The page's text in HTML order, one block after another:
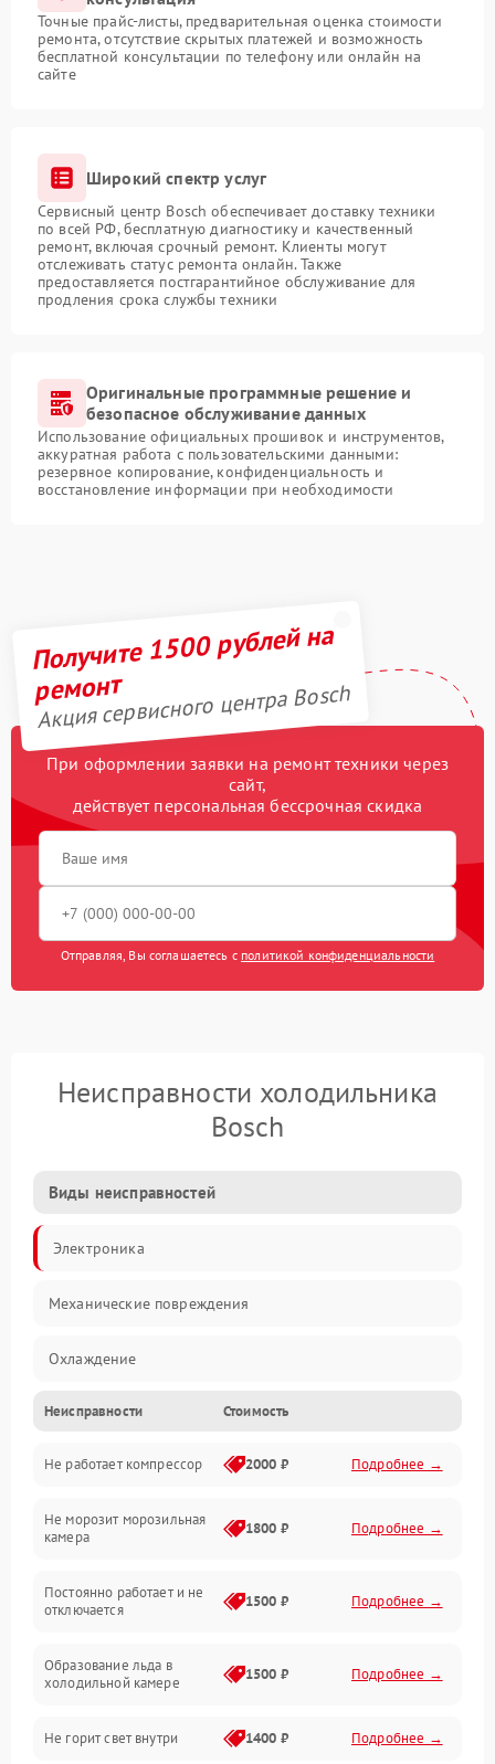
Точные прайс-листы, предварительная оценка стоимости
ремонта, отсутствие скрытых платежей и возможность
бесплатной консультации по телефону или онлайн на
сайте
Широкий спектр услуг
Сервисный центр Bosch обеспечивает доставку техники
по всей РФ, бесплатную диагностику и качественный
ремонт, включая срочный ремонт. Клиенты могут
отслеживать статус ремонта онлайн. Также
предоставляется постгарантийное обслуживание для
продления срока службы техники
Оригинальные программные решение и
безопасное обслуживание данных
Использование официальных прошивок и инструментов,
аккуратная работа с пользовательскими данными:
резервное копирование, конфиденциальность и
восстановление информации при необходимости
Получите 1500 рублей на
ремонт
Акция сервисного центра Bosch
При оформлении заявки на ремонт техники через
сайт,
действует персональная бессрочная скидка
Отправляя, Вы соглашаетесь с политикой конфиденциальности
Неисправности холодильника
Bosch
Виды неисправностей
Электроника
Механические повреждения
Охлаждение
Механика
Электропитание
Дренаж
Неисправности Стоимость
Не работает компрессор 2000 ₽ Подробнее →
Не морозит морозильная
камера
1800 ₽ Подробнее →
Постоянно работает и не
отключается
1500 ₽ Подробнее →
Образование льда в
холодильной камере
1500 ₽ Подробнее →
Не горит свет внутри 1400 ₽ Подробнее →